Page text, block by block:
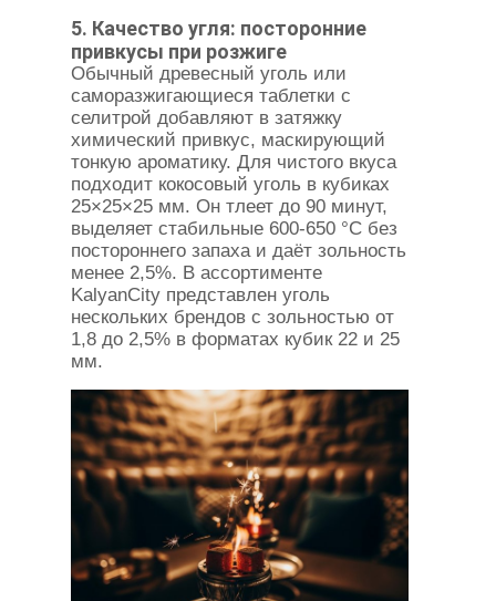
5. Качество угля: посторонние
привкусы при розжиге
Обычный древесный уголь или
саморазжигающиеся таблетки с
селитрой добавляют в затяжку
химический привкус, маскирующий
тонкую ароматику. Для чистого вкуса
подходит кокосовый уголь в кубиках
25×25×25 мм. Он тлеет до 90 минут,
выделяет стабильные 600-650 °C без
постороннего запаха и даёт зольность
менее 2,5%. В ассортименте
KalyanCity представлен уголь
нескольких брендов с зольностью от
1,8 до 2,5% в форматах кубик 22 и 25
мм.